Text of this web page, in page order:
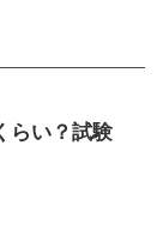
らい？試験